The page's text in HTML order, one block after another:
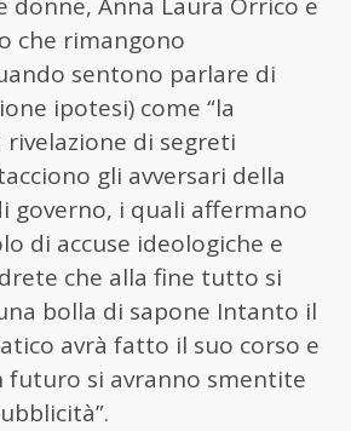
donne, Anna Laura Orrico e
che rimangono
sentono parlare di
ipotesi) come “la
rivelazione di segreti
gli avversari della
governo, i quali affermano
di accuse ideologiche e
che alla fine tutto si
bolla di sapone Intanto il
avrà fatto il suo corso e
futuro si avranno smentite